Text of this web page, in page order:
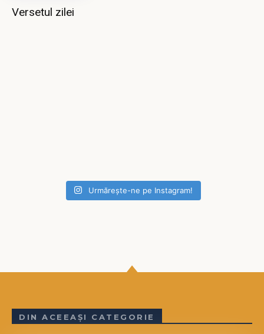
Versetul zilei
Urmărește-ne pe Instagram!
DIN ACEEAȘI CATEGORIE